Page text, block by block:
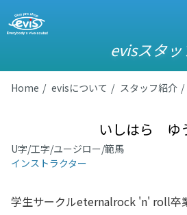
evisスタッ
Home evisについて スタッフ紹介
いしはら ゆ
U字/工字/ユージロー/範馬
インストラクター
学生サークルeternalrock 'n' roll卒